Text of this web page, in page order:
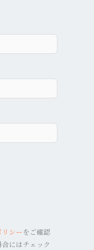
シーをご確認
にはチェック